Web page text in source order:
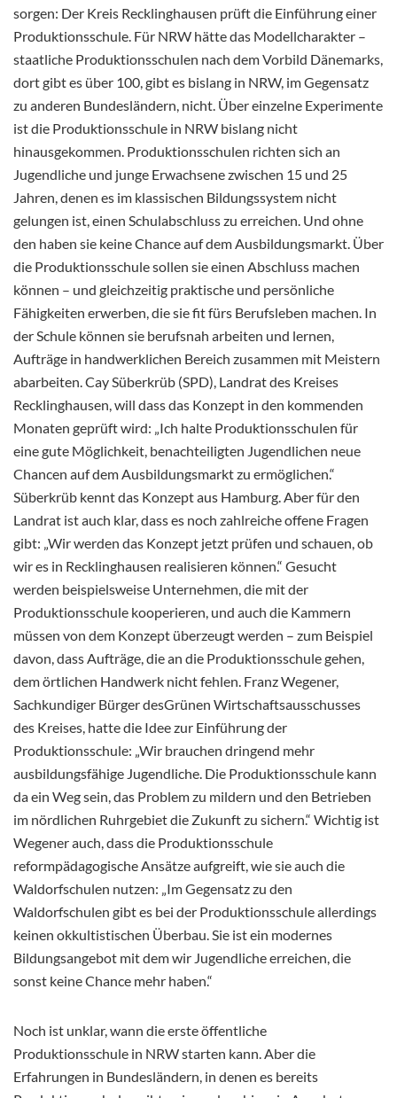
sorgen: Der Kreis Recklinghausen prüft die Einführung einer
Produktionsschule. Für NRW hätte das Modellcharakter –
staatliche Produktionsschulen nach dem Vorbild Dänemarks,
dort gibt es über 100, gibt es bislang in NRW, im Gegensatz
zu anderen Bundesländern, nicht. Über einzelne Experimente
ist die Produktionsschule in NRW bislang nicht
hinausgekommen. Produktionsschulen richten sich an
Jugendliche und junge Erwachsene zwischen 15 und 25
Jahren, denen es im klassischen Bildungssystem nicht
gelungen ist, einen Schulabschluss zu erreichen. Und ohne
den haben sie keine Chance auf dem Ausbildungsmarkt. Über
die Produktionsschule sollen sie einen Abschluss machen
können – und gleichzeitig praktische und persönliche
Fähigkeiten erwerben, die sie fit fürs Berufsleben machen. In
der Schule können sie berufsnah arbeiten und lernen,
Aufträge in handwerklichen Bereich zusammen mit Meistern
abarbeiten. Cay Süberkrüb (SPD), Landrat des Kreises
Recklinghausen, will dass das Konzept in den kommenden
Monaten geprüft wird: „Ich halte Produktionsschulen für
eine gute Möglichkeit, benachteiligten Jugendlichen neue
Chancen auf dem Ausbildungsmarkt zu ermöglichen.“
Süberkrüb kennt das Konzept aus Hamburg. Aber für den
Landrat ist auch klar, dass es noch zahlreiche offene Fragen
gibt: „Wir werden das Konzept jetzt prüfen und schauen, ob
wir es in Recklinghausen realisieren können.“ Gesucht
werden beispielsweise Unternehmen, die mit der
Produktionsschule kooperieren, und auch die Kammern
müssen von dem Konzept überzeugt werden – zum Beispiel
davon, dass Aufträge, die an die Produktionsschule gehen,
dem örtlichen Handwerk nicht fehlen. Franz Wegener,
Sachkundiger Bürger desGrünen Wirtschaftsausschusses
des Kreises, hatte die Idee zur Einführung der
Produktionsschule: „Wir brauchen dringend mehr
ausbildungsfähige Jugendliche. Die Produktionsschule kann
da ein Weg sein, das Problem zu mildern und den Betrieben
im nördlichen Ruhrgebiet die Zukunft zu sichern.“ Wichtig ist
Wegener auch, dass die Produktionsschule
reformpädagogische Ansätze aufgreift, wie sie auch die
Waldorfschulen nutzen: „Im Gegensatz zu den
Waldorfschulen gibt es bei der Produktionsschule allerdings
keinen okkultistischen Überbau. Sie ist ein modernes
Bildungsangebot mit dem wir Jugendliche erreichen, die
sonst keine Chance mehr haben.“
Noch ist unklar, wann die erste öffentliche
Produktionsschule in NRW starten kann. Aber die
Erfahrungen in Bundesländern, in denen es bereits